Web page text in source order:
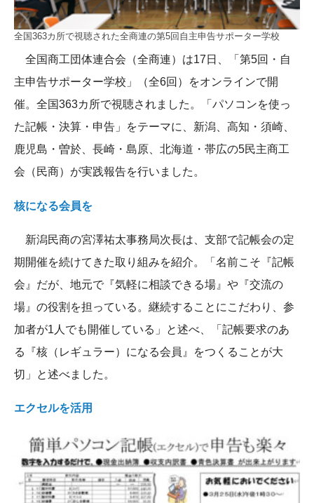
全国363カ所で視聴された全商連の第5回自主申告サポーター学校
全国商工団体連合会（全商連）は17日、「第5回・自
主申告サポーター学校」（全6回）をオンラインで開
催。全国363カ所で視聴されました。「パソコンを使っ
た記帳・決算・申告」をテーマに、新潟、高知・須崎、
鹿児島・曽於、長崎・島原、北海道・帯広の5民主商工
会（民商）が実践報告を行いました。
核になる会員を
新潟民商の宮澤祐太事務局次長は、支部で記帳会の定
期開催を続けてきた取り組みを紹介。「名前こそ『記帳
会』だが、地元で『気軽に相談できる場』や『交流の
場』の役割を担っている。継続することにこだわり、参
加者が1人でも開催している」と述べ、「記帳要求のあ
る『核（レギュラー）になる会員』をつくることが大
切」と述べました。
エクセルを活用